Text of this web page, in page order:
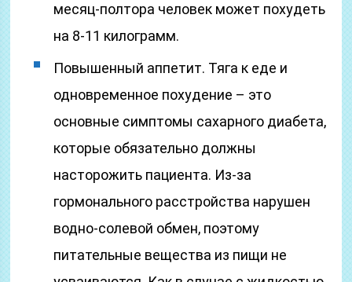
месяц-полтора человек может похудеть
на 8-11 килограмм.
Повышенный аппетит. Тяга к еде и
одновременное похудение – это
основные симптомы сахарного диабета,
которые обязательно должны
насторожить пациента. Из-за
гормонального расстройства нарушен
водно-солевой обмен, поэтому
питательные вещества из пищи не